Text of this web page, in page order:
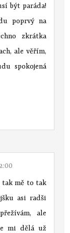
být paráda!
poprvý na
zkrátka
ale věřím,
spokojená
tak mě to tak
asi radši
ale
mi dělá už